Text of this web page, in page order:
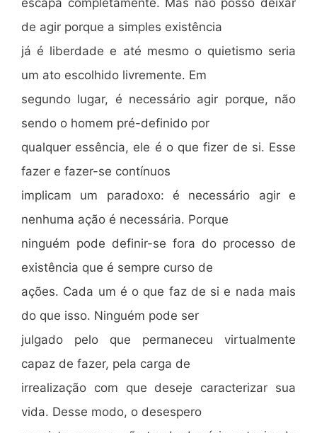
escapa completamente. Mas não posso deixar
de agir porque a simples existência
já é liberdade e até mesmo o quietismo seria
um ato escolhido livremente. Em
segundo lugar, é necessário agir porque, não
sendo o homem pré-definido por
qualquer essência, ele é o que fizer de si. Esse
fazer e fazer-se contínuos
implicam um paradoxo: é necessário agir e
nenhuma ação é necessária. Porque
ninguém pode definir-se fora do processo de
existência que é sempre curso de
ações. Cada um é o que faz de si e nada mais
do que isso. Ninguém pode ser
julgado pelo que permaneceu virtualmente
capaz de fazer, pela carga de
irrealização com que deseje caracterizar sua
vida. Desse modo, o desespero